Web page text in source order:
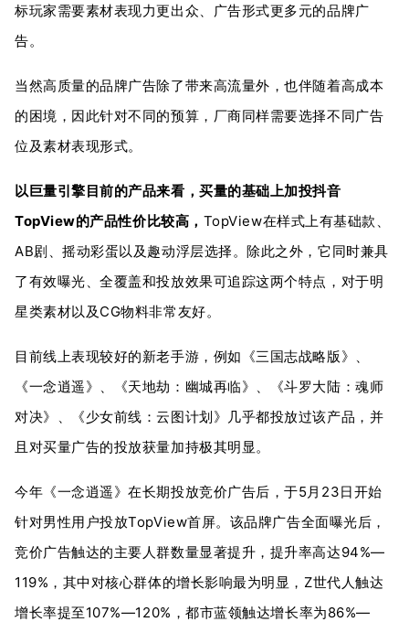
标玩家需要素材表现力更出众、广告形式更多元的品牌广
告。
当然高质量的品牌广告除了带来高流量外，也伴随着高成本
的困境，因此针对不同的预算，厂商同样需要选择不同广告
位及素材表现形式。
以巨量引擎目前的产品来看，买量的基础上加投抖音
TopView的产品性价比较高， TopView在样式上有基础款、
AB剧、摇动彩蛋以及趣动浮层选择。除此之外，它同时兼具
了有效曝光、全覆盖和投放效果可追踪这两个特点，对于明
星类素材以及CG物料非常友好。
目前线上表现较好的新老手游，例如《三国志战略版》、
《一念逍遥》、《天地劫：幽城再临》、《斗罗大陆：魂师
对决》、《少女前线：云图计划》几乎都投放过该产品，并
且对买量广告的投放获量加持极其明显。
今年《一念逍遥》在长期投放竞价广告后，于5月23日开始
针对男性用户投放TopView首屏。该品牌广告全面曝光后，
竞价广告触达的主要人群数量显著提升，提升率高达94%—
119%，其中对核心群体的增长影响最为明显，Z世代人触达
增长率提至107%—120%，都市蓝领触达增长率为86%—